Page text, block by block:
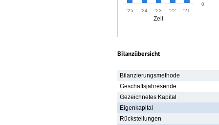
Zeit
'25 '24 '23 '22 '21
0
Bilanzübersicht
Bilanzierungsmethode
Geschäftsjahresende
Gezeichnetes Kapital
Eigenkapital
Rückstellungen